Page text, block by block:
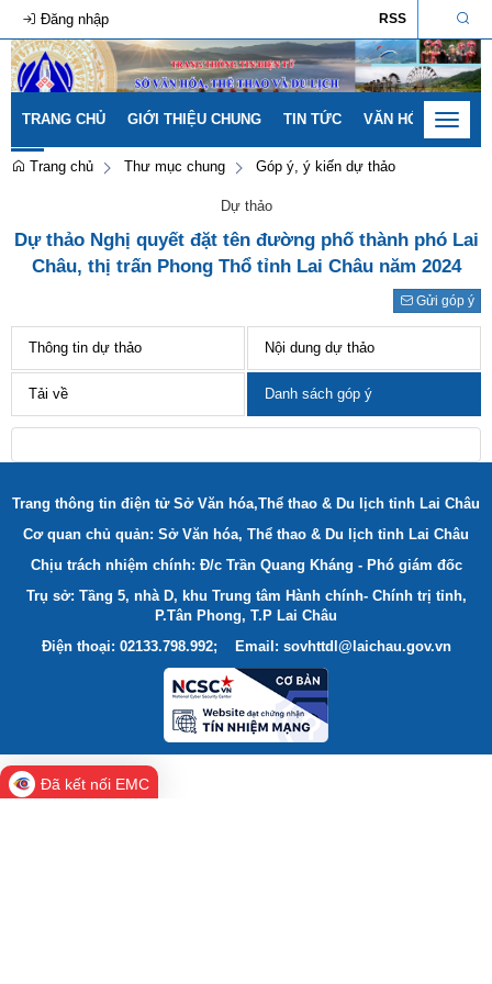
RSS
Đăng nhập
TRANG CHỦ GIỚI THIỆU CHUNG TIN TỨC VĂN HÓA - GIA
Toggle
Trang chủ
Thư mục chung Góp ý, ý kiến dự thảo
Dự thảo
Dự thảo Nghị quyết đặt tên đường phố thành phó Lai
Châu, thị trấn Phong Thổ tỉnh Lai Châu năm 2024
Thông tin dự thảo Nội dung dự thảo
Tải về Danh sách góp ý
Gửi góp ý
Trang thông tin điện tử Sở Văn hóa,Thể thao & Du lịch tỉnh Lai Châu
Cơ quan chủ quản: Sở Văn hóa, Thể thao & Du lịch tỉnh Lai Châu
Chịu trách nhiệm chính: Đ/c Trần Quang Kháng - Phó giám đốc
Trụ sở: Tầng 5, nhà D, khu Trung tâm Hành chính- Chính trị tỉnh,
P.Tân Phong, T.P Lai Châu
Điện thoại: 02133.798.992; Email: sovhttdl@laichau.gov.vn
Đã kết nối EMC